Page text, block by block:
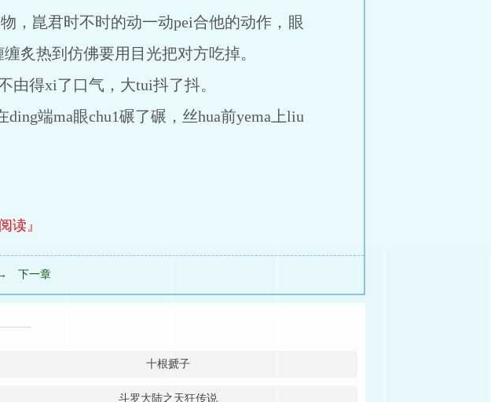
崑君时不时的动一动pei合他的动作，眼
炙热到仿佛要用目光把对方吃掉。
得xi了口气，大tui抖了抖。
端ma眼chu1碾了碾，丝hua前yema上liu
读』
下一章
十根搋子
斗罗大陆之天狂传说